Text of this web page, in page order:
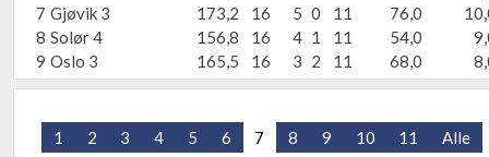
7 Gjøvik 3 173,2 16 5 0 11 76,0
8 Solør 4 156,8 16 4 1 11 54,0
9 Oslo 3 165,5 16 3 2 11 68,0
1 2 3 4 5 6 7 8 9 10 11 Alle